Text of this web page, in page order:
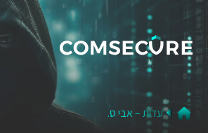
עדות – אבי ס.